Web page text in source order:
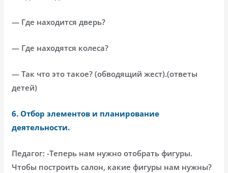
— Где находится дверь?
— Где находятся колеса?
— Так что это такое? (обводящий жест).(ответы
детей)
6. Отбор элементов и планирование
деятельности.
Педагог: -Теперь нам нужно отобрать фигуры.
Чтобы построить салон, какие фигуры нам нужны?